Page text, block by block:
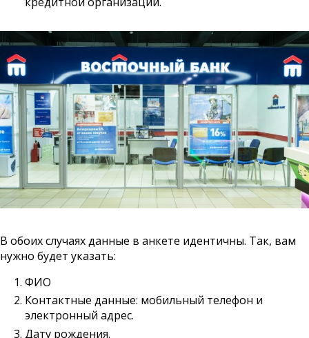
В обоих случаях данные в анкете идентичны. Так, вам
нужно будет указать:
ФИО
Контактные данные: мобильный телефон и
электронный адрес.
Дату рождения.